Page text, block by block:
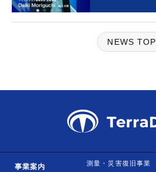
NEWS TOP
事業案内 測量・災害復旧事業